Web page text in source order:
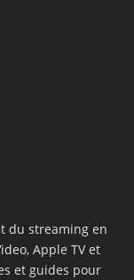
du streaming en
Apple TV et
et guides pour